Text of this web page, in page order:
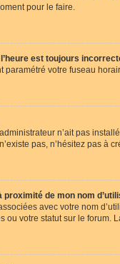
pour le faire.
est toujours
paramétré votre fuseau
n’ait pas
pas, n’hésitez pas à
de mon nom
avec votre nom
ou votre statut sur le forum.